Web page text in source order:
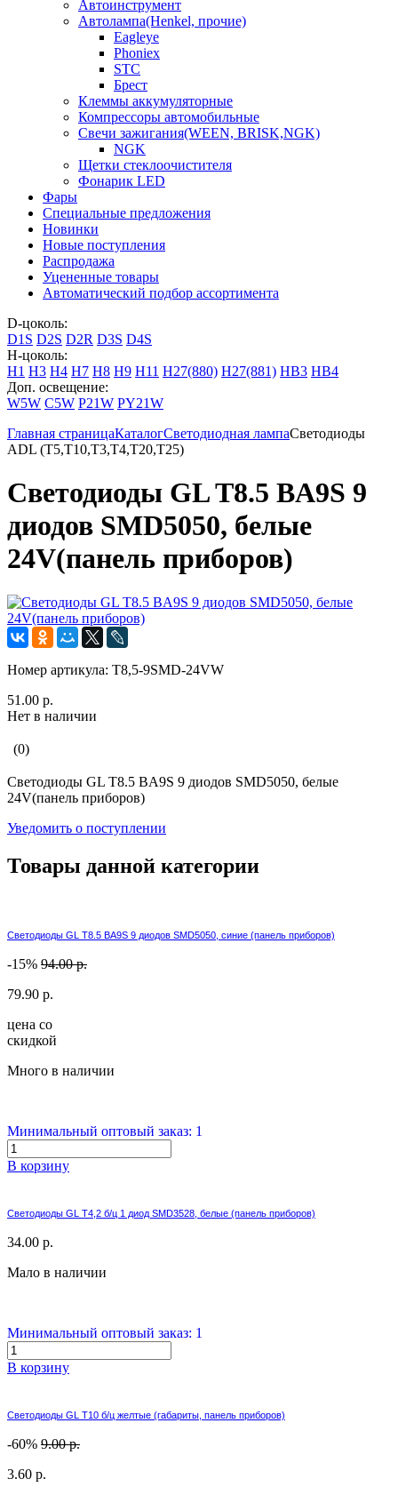
Автоинструмент
Автолампа(Henkel, прочие)
Eagleye
Phoniex
STC
Брест
Клеммы аккумуляторные
Компрессоры автомобильные
Свечи зажигания(WEEN, BRISK,NGK)
NGK
Щетки стеклоочистителя
Фонарик LED
Фары
Специальные предложения
Новинки
Новые поступления
Распродажа
Уцененные товары
Автоматический подбор ассортимента
D-цоколь:
D1S D2S D2R D3S D4S
H-цоколь:
H1 H3 H4 H7 H8 H9 H11 H27(880) H27(881) HB3 HB4
Доп. освещение:
W5W C5W P21W PY21W
Главная страницаКаталогСветодиодная лампаСветодиоды
ADL (T5,T10,T3,T4,T20,T25)
Светодиоды GL T8.5 BA9S 9
диодов SMD5050, белые
24V(панель приборов)
Номер артикула: T8,5-9SMD-24VW
51.00 р.
Нет в наличии
(0)
Светодиоды GL T8.5 BA9S 9 диодов SMD5050, белые
24V(панель приборов)
Уведомить о поступлении
Товары данной категории
Светодиоды GL T8.5 BA9S 9 диодов SMD5050, синие (панель приборов)
-15% 94.00 р.
79.90 р.
цена со
скидкой
Много в наличии
Минимальный оптовый заказ: 1
В корзину
Светодиоды GL T4,2 б/ц 1 диод SMD3528, белые (панель приборов)
34.00 р.
Мало в наличии
Минимальный оптовый заказ: 1
В корзину
Светодиоды GL T10 б/ц желтые (габариты, панель приборов)
-60% 9.00 р.
3.60 р.